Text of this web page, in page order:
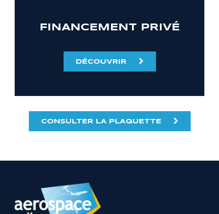
FINANCEMENT PRIVÉ
DÉCOUVRIR
CONSULTER LA PLAQUETTE